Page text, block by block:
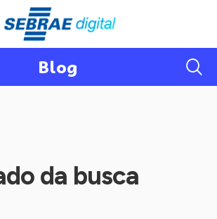
Blog
da busca